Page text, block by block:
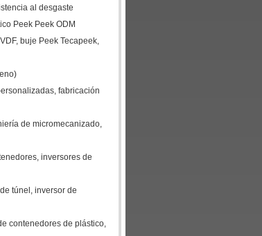
al desgaste
Peek Peek ODM
buje Peek Tecapeek,
fabricación
de micromecanizado,
inversores de
túnel, inversor de
contenedores de plástico,